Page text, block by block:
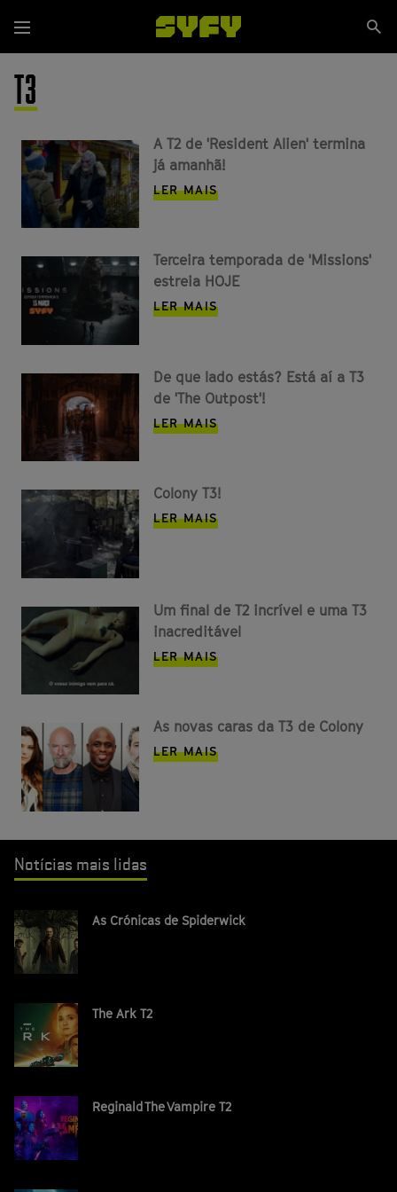
para
o
conteúdo
principal
Menu
T3
A T2 de 'Resident Alien' termina
já amanhã!
LER MAIS
Terceira temporada de 'Missions'
estreia HOJE
LER MAIS
De que lado estás? Está aí a T3
de 'The Outpost'!
LER MAIS
Colony T3!
LER MAIS
Um final de T2 incrível e uma T3
inacreditável
LER MAIS
As novas caras da T3 de Colony
LER MAIS
Notícias mais lidas
As Crónicas de Spiderwick
The Ark T2
Reginald The Vampire T2